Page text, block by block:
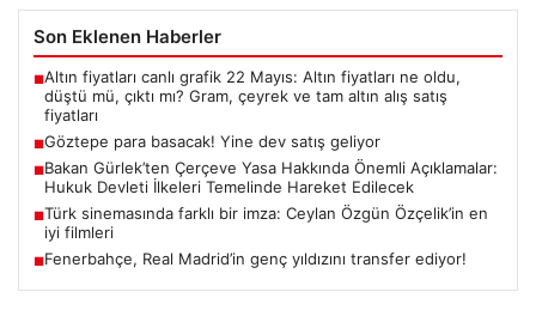
Son Eklenen Haberler
■Altın fiyatları canlı grafik 22 Mayıs: Altın fiyatları ne oldu,
düştü mü, çıktı mı? Gram, çeyrek ve tam altın alış satış
fiyatları
■Göztepe para basacak! Yine dev satış geliyor
■Bakan Gürlek’ten Çerçeve Yasa Hakkında Önemli Açıklamalar:
Hukuk Devleti İlkeleri Temelinde Hareket Edilecek
■Türk sinemasında farklı bir imza: Ceylan Özgün Özçelik’in en
iyi filmleri
■Fenerbahçe, Real Madrid’in genç yıldızını transfer ediyor!